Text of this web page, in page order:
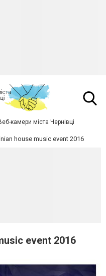
камери міста Чернівці
house music event 2016
event 2016